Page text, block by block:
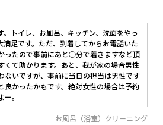
。トイレ、お風呂、キッチン、洗面をやっ
満足です。ただ、到着してからお電話いた
ったので事前にあと○分で着きますなど頂
くて助かります。あと、我が家の場合男性
ないですが、事前に当日の担当は男性です
良かったかもです。絶対女性の場合は予約
。
お風呂（浴室）クリーニング